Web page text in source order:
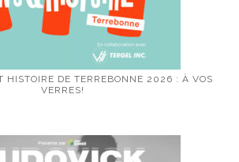
HISTOIRE DE TERREBONNE 2026 : À VOS
VERRES!